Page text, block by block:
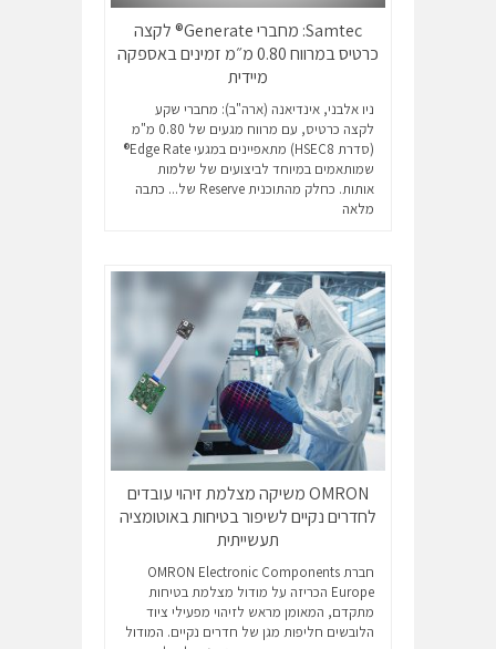
Samtec: מחברי Generate® לקצה
כרטיס במרווח 0.80 מ״מ זמינים באספקה
מיידית
ניו אלבני, אינדיאנה (ארה"ב): מחברי שקע
לקצה כרטיס, עם מרווח מגעים של 0.80 מ"מ
(סדרת HSEC8) מתאפיינים במגעי Edge Rate®
שמותאמים במיוחד לביצועים של שלמות
אותות. כחלק מהתוכנית Reserve של...
כתבה
מלאה
OMRON משיקה מצלמת זיהוי עובדים
לחדרים נקיים לשיפור בטיחות באוטומציה
תעשייתית
חברת OMRON Electronic Components
Europe הכריזה על מודול מצלמת בטיחות
מתקדם, המאומן מראש לזיהוי מפעילי ציוד
הלובשים חליפות מגן של חדרים נקיים. המודול